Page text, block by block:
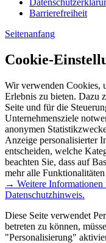
Barrierefreiheit
Seitenanfang
Cookie-
Wir verwenden Cookies,
Erlebnis zu bieten. Dazu
Seite und für die
Unternehmensziele
anonymen
Anzeige personalisierter
entscheiden, welche
beachten Sie, dass auf
mehr alle
→ Weitere Informationen
Datenschutzhinweis.
Diese Seite verwendet
betreten zu können,
"Personalisierung"